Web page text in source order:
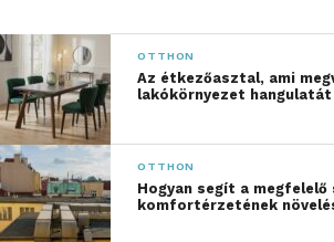
innovációinkat.
Robotfűnyíróink
így idén 24-re
Ezek között
megtalálhatók a
OTTHON
Az étkezőasztal, ami
lakókörnyezet hangulatát
OTTHON
Hogyan segít a
komfortérzetének